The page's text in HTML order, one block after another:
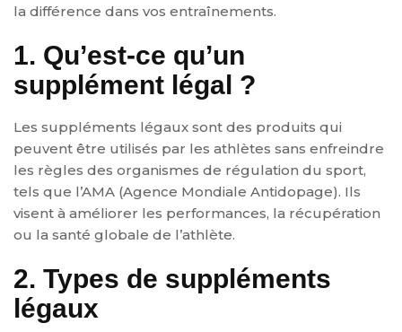
la différence dans vos entraînements.
1. Qu’est-ce qu’un
supplément légal ?
Les suppléments légaux sont des produits qui
peuvent être utilisés par les athlètes sans enfreindre
les règles des organismes de régulation du sport,
tels que l’AMA (Agence Mondiale Antidopage). Ils
visent à améliorer les performances, la récupération
ou la santé globale de l’athlète.
2. Types de suppléments
légaux